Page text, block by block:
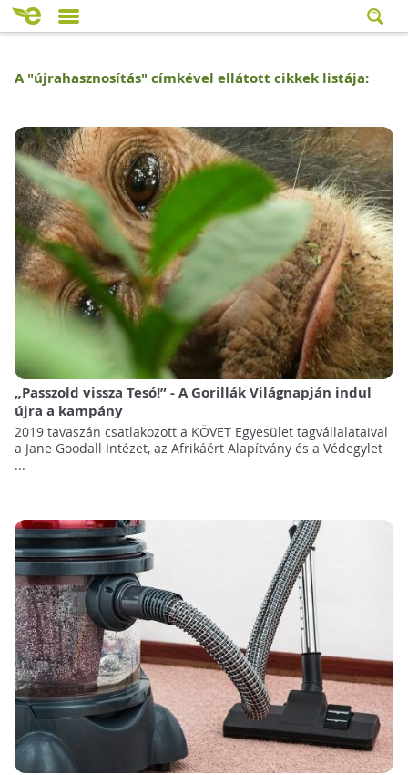
A "újrahasznosítás" címkével ellátott cikkek listája:
„Passzold vissza Tesó!” - A Gorillák Világnapján indul
újra a kampány
2019 tavaszán csatlakozott a KÖVET Egyesület tagvállalataival
a Jane Goodall Intézet, az Afrikáért Alapítvány és a Védegylet
...